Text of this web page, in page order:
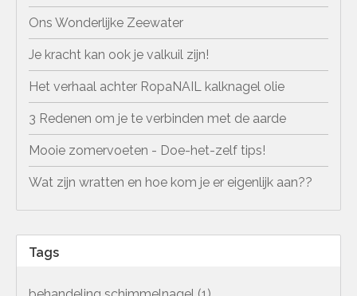
Ons Wonderlijke Zeewater
Je kracht kan ook je valkuil zijn!
Het verhaal achter RopaNAIL kalknagel olie
3 Redenen om je te verbinden met de aarde
Mooie zomervoeten - Doe-het-zelf tips!
Wat zijn wratten en hoe kom je er eigenlijk aan??
Tags